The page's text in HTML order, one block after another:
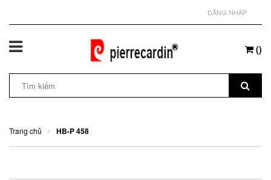
ĐĂNG NHẬP
()
Trang chủ HB-P 458